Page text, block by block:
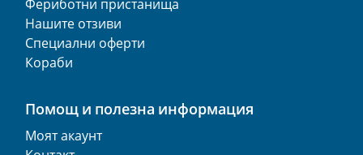
Фериботни пристанища
Нашите отзиви
Специални оферти
Кораби
Помощ и полезна информация
Моят акаунт